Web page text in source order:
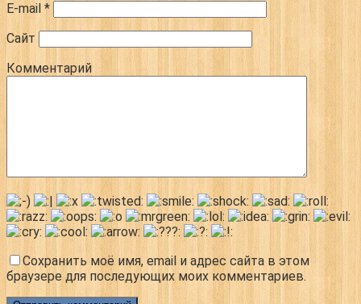
E-mail *
Сайт
Комментарий
Сохранить моё имя, email и адрес сайта в этом
браузере для последующих моих комментариев.